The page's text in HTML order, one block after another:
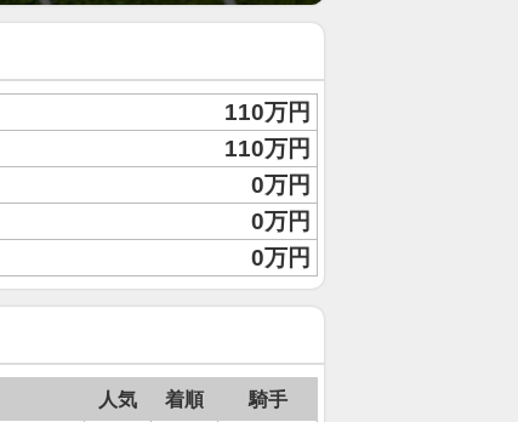
110万円
110万円
0万円
0万円
0万円
人気 着順 騎手